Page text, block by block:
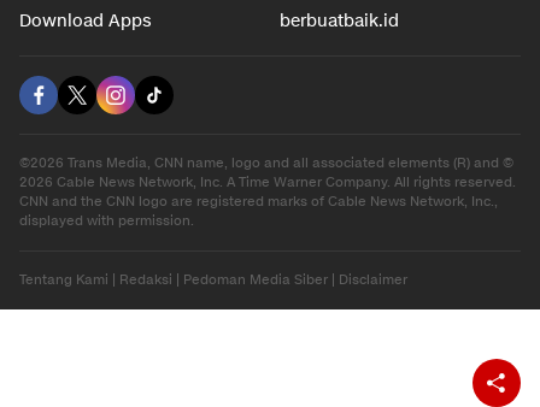
Download Apps berbuatbaik.id
©2026 Trans Media, CNN name, logo and all associated elements (R) and ©
2026 Cable News Network, Inc. A Time Warner Company. All rights reserved.
CNN and the CNN logo are registered marks of Cable News Network, Inc.,
displayed with permission.
Tentang Kami | Redaksi | Pedoman Media Siber | Disclaimer